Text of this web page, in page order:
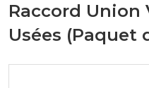
Raccord Union
Usées (Paquet